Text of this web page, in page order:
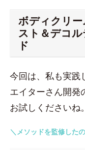
ボディクリー
スト＆デコ
ド
今回は、私も実践
エイターさん開発
お試しくださいね。
＼メソッドを監修した